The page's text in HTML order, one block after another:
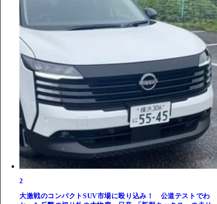
2
大激戦のコンパクトSUV市場に殴り込み！ 公道テストでわ